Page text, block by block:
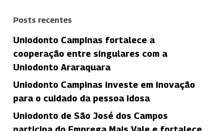
Posts recentes
Uniodonto Campinas fortalece a
cooperação entre singulares com a
Uniodonto Araraquara
Uniodonto Campinas investe em inovação
para o cuidado da pessoa idosa
Uniodonto de São José dos Campos